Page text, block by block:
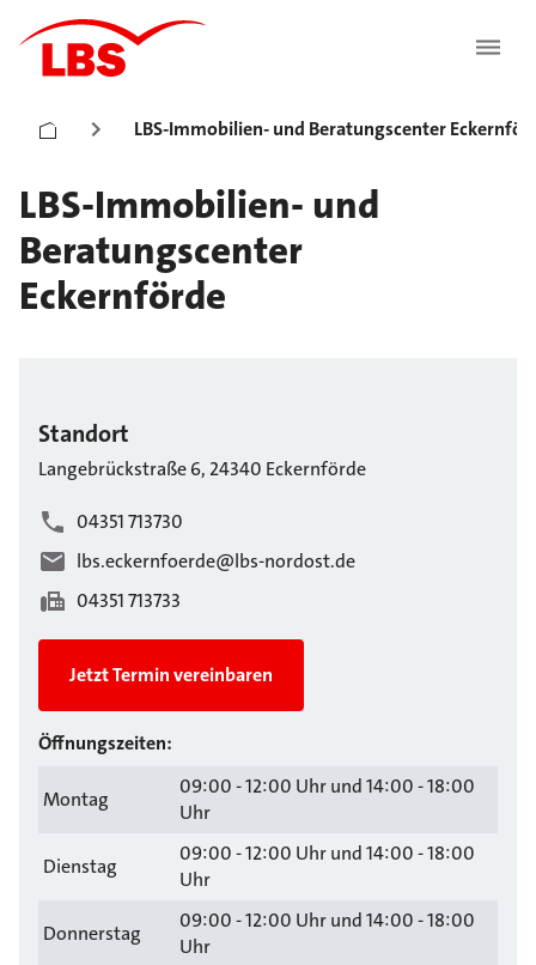
LBS-Immobilien- und Beratungscenter
LBS-Immobilien- und
Beratungscenter
Eckernförde
Standort
Langebrückstraße6, 24340 Eckernförde
04351 713730
lbs.eckernfoerde@lbs-nordost.de
04351 713733
Jetzt Termin vereinbaren
Öffnungszeiten:
Montag
09:00 - 12:00 Uhr und 14:00 - 18:00
Uhr
Dienstag
09:00 - 12:00 Uhr und 14:00 - 18:00
Uhr
Donnerstag
09:00 - 12:00 Uhr und 14:00 - 18:00
Uhr